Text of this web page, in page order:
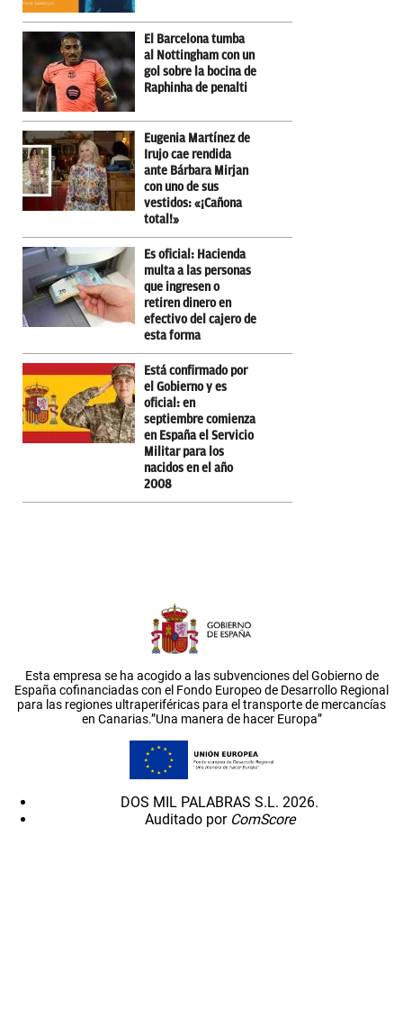
El Barcelona tumba
al Nottingham con un
gol sobre la bocina de
Raphinha de penalti
Eugenia Martínez de
Irujo cae rendida
ante Bárbara Mirjan
con uno de sus
vestidos: «¡Cañona
total!»
Es oficial: Hacienda
multa a las personas
que ingresen o
retiren dinero en
efectivo del cajero de
esta forma
Está confirmado por
el Gobierno y es
oficial: en
septiembre comienza
en España el Servicio
Militar para los
nacidos en el año
2008
Esta empresa se ha acogido a las subvenciones del Gobierno de
España cofinanciadas con el Fondo Europeo de Desarrollo Regional
para las regiones ultraperiféricas para el transporte de mercancías
en Canarias.”Una manera de hacer Europa”
DOS MIL PALABRAS S.L. 2026.
Auditado por ComScore